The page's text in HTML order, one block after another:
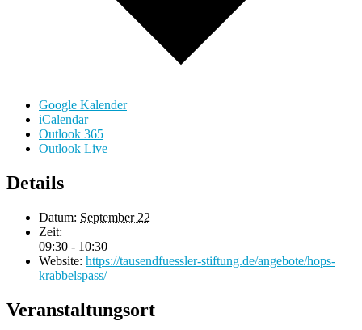
Google Kalender
iCalendar
Outlook 365
Outlook Live
Details
Datum: September 22
Zeit:
09:30 - 10:30
Website: https://tausendfuessler-stiftung.de/angebote/hops-
krabbelspass/
Veranstaltungsort